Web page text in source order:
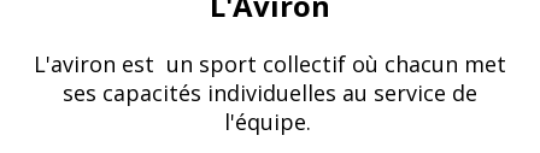
L'aviron est un sport collectif où chacun met
ses capacités individuelles au service de
l'équipe.